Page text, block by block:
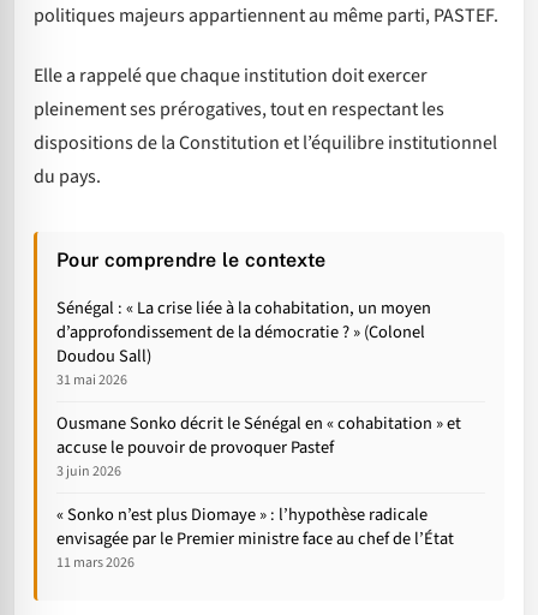
politiques majeurs appartiennent au même parti, PASTEF.
Elle a rappelé que chaque institution doit exercer
pleinement ses prérogatives, tout en respectant les
dispositions de la Constitution et l’équilibre institutionnel
du pays.
Pour comprendre le contexte
Sénégal : « La crise liée à la cohabitation, un moyen
d’approfondissement de la démocratie ? » (Colonel
Doudou Sall)
31 mai 2026
Ousmane Sonko décrit le Sénégal en « cohabitation » et
accuse le pouvoir de provoquer Pastef
3 juin 2026
« Sonko n’est plus Diomaye » : l’hypothèse radicale
envisagée par le Premier ministre face au chef de l’État
11 mars 2026